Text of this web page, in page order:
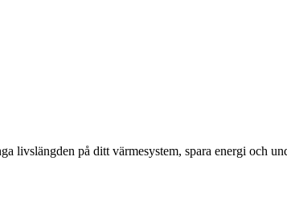
livslängden på ditt värmesystem, spara energi och